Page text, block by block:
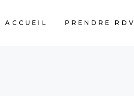
ACCUEIL PRENDRE RDV